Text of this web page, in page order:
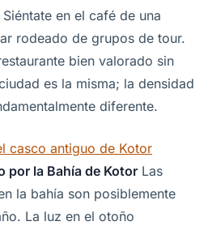
en el café de una
rodeado de grupos de tour.
bien valorado sin
es la misma; la densidad
diferente.
casco antiguo de Kotor
por la Bahía de Kotor Las
la bahía son posiblemente
La luz en el otoño